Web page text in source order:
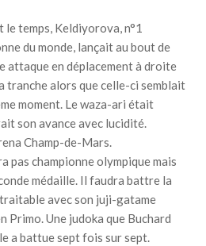
temps, Keldiyorova, n°1
du monde, lançait au bout de
attaque en déplacement à droite
tranche alors que celle-ci semblait
moment. Le waza-ari était
son avance avec lucidité.
Champ-de-Mars.
pas championne olympique mais
médaille. Il faudra battre la
avec son juji-gatame
Primo. Une judoka que Buchard
a battue sept fois sur sept.